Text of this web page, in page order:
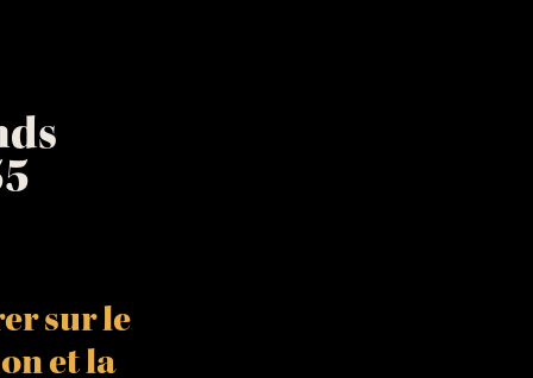
sur le
et la